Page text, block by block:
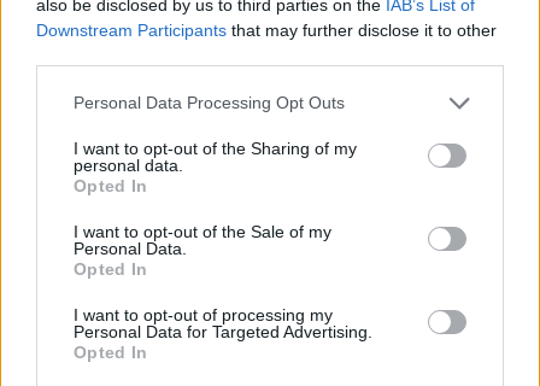
also be disclosed by us to third parties on the IAB’s List of
Downstream Participants that may further disclose it to other
Please note that this website/app uses one or more Google
not limited to your visit or usage behaviour. You may click to
grant or deny consent to Google and its third-party tags to
use your data for below specified purposes in below Google
consent section.
Personal Data Processing Opt Outs
I want to opt-out of the Sharing of my
personal data.
Opted In
I want to opt-out of the Sale of my
Personal Data.
Opted In
I want to opt-out of processing my
Personal Data for Targeted Advertising.
Opted In
Όροι Χρήσης. Το site προστατεύεται από reCAPTCHA, ισχύουν
Πολιτική Απορρήτου&Όροι Χρήσηςτης Google.
Ελλάδα
ΑΔΩΝΙΣ ΓΕΩΡΓΙΑΔΗΣ
Share:
Ακολουθήστε το Νewsit.gr στο Google News
ενημερωθείτε πρώτοι για όλη την ειδησεογραφία και τα
τελευταία νέα